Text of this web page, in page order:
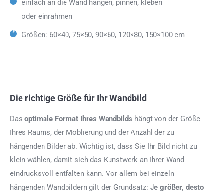
einfach an die Wand hängen, pinnen, kleben
oder einrahmen
Größen: 60×40, 75×50, 90×60, 120×80, 150×100 cm
Die richtige Größe für Ihr Wandbild
Das optimale Format Ihres Wandbilds hängt von der Größe
Ihres Raums, der Möblierung und der Anzahl der zu
hängenden Bilder ab. Wichtig ist, dass Sie Ihr Bild nicht zu
klein wählen, damit sich das Kunstwerk an Ihrer Wand
eindrucksvoll entfalten kann. Vor allem bei einzeln
hängenden Wandbildern gilt der Grundsatz: Je größer, desto